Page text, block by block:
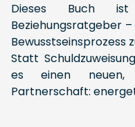
Dieses Buch
Beziehungsratgeber
Bewusstseinsprozess
Statt
es einen neuen,
Partnerschaft: